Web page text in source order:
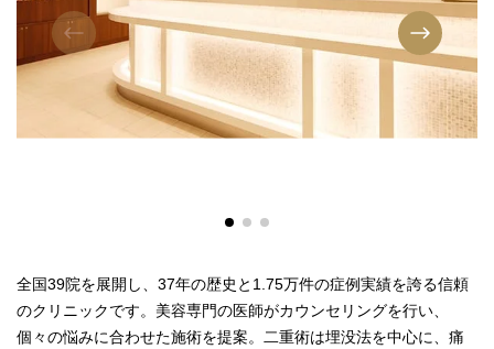
全国39院を展開し、37年の歴史と1.75万件の症例実績を誇る信頼
のクリニックです。美容専門の医師がカウンセリングを行い、
個々の悩みに合わせた施術を提案。二重術は埋没法を中心に、痛